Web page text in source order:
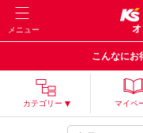
メニュー
こんなにお
カテゴリー マイペ